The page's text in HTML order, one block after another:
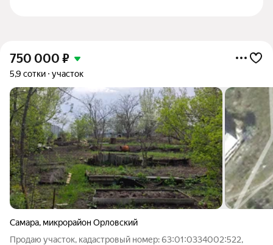
750 000 ₽
5,9 сотки участок
Самара, микрорайон Орловский
Продаю участок, кадастровый номер: 63:01:0334002:522,